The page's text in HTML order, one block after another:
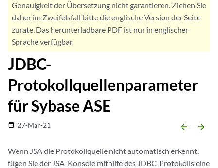
Genauigkeit der Übersetzung nicht garantieren. Ziehen Sie
daher im Zweifelsfall bitte die englische Version der Seite
zurate. Das herunterladbare PDF ist nur in englischer
Sprache verfügbar.
JDBC-
Protokollquellenparameter
für Sybase ASE
date_range 27-Mar-21 arrow_backward arrow_forward
Wenn JSAdie Protokollquelle nicht automatisch erkennt,
fügen Sie der JSA-Konsole mithilfe des JDBC-Protokollseine